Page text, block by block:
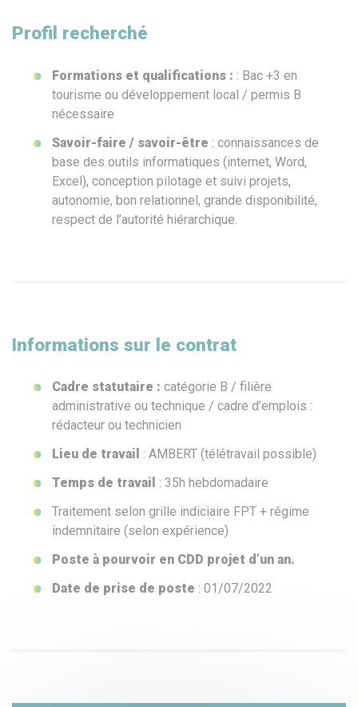
Profil recherché
Formations et qualifications : : Bac +3 en
tourisme ou développement local / permis B
nécessaire
Savoir-faire / savoir-être : connaissances de
base des outils informatiques (internet, Word,
Excel), conception pilotage et suivi projets,
autonomie, bon relationnel, grande disponibilité,
respect de l’autorité hiérarchique.
Informations sur le contrat
Cadre statutaire : catégorie B / filière
administrative ou technique / cadre d’emplois :
rédacteur ou technicien
Lieu de travail : AMBERT (télétravail possible)
Temps de travail : 35h hebdomadaire
Traitement selon grille indiciaire FPT + régime
indemnitaire (selon expérience)
Poste à pourvoir en CDD projet d’un an.
Date de prise de poste : 01/07/2022